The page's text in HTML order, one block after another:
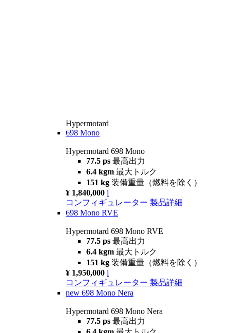
Hypermotard
698 Mono
Hypermotard 698 Mono
77.5 ps 最高出力
6.4 kgm 最大トルク
151 kg 装備重量（燃料を除く）
¥ 1,840,000 i
コンフィギュレーター 製品詳細
698 Mono RVE
Hypermotard 698 Mono RVE
77.5 ps 最高出力
6.4 kgm 最大トルク
151 kg 装備重量（燃料を除く）
¥ 1,950,000 i
コンフィギュレーター 製品詳細
new 698 Mono Nera
Hypermotard 698 Mono Nera
77.5 ps 最高出力